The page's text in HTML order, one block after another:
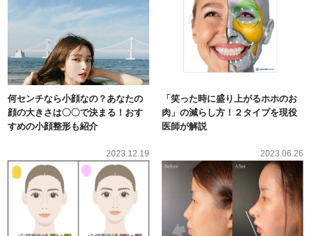
何センチなら小顔なの？あなたの
顔の大きさは〇〇で決まる！おす
すめの小顔整形も紹介
「笑った時に盛り上がるホホのお
肉」の減らし方！２タイプを現役
医師が解説
2023.12.19 2023.06.26